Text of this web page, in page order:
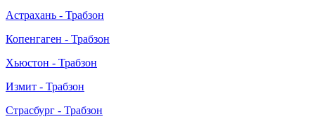
Астрахань - Трабзон
Копенгаген - Трабзон
Хьюстон - Трабзон
Измит - Трабзон
Страсбург - Трабзон